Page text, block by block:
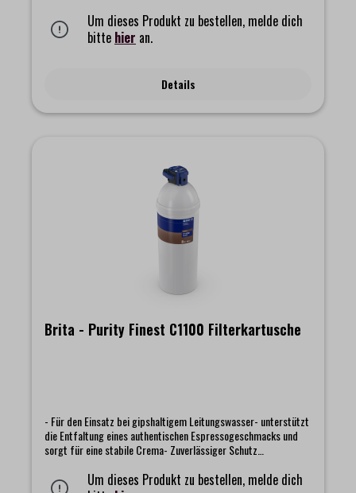
geschmacks- und geruchstörende SubstanzenFilterung von ca.
4.000 LiternHinweis: die Lieferung erfolgt ohne Filterkopf
Um dieses Produkt zu bestellen, melde dich
bitte hier an.
Details
Brita - Purity Finest C1100 Filterkartusche
- Für den Einsatz bei gipshaltigem Leitungswasser- unterstützt
die Entfaltung eines authentischen Espressogeschmacks und
sorgt für eine stabile Crema- Zuverlässiger Schutz
Gipsablagerungen (Enthärtung)- Reduziert geruchs- und
Um dieses Produkt zu bestellen, melde dich